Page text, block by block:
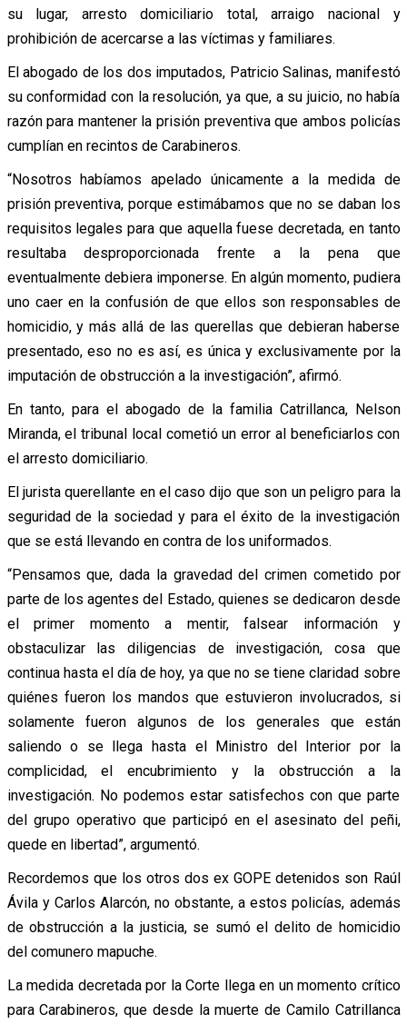
su lugar, arresto domiciliario total, arraigo nacional y
prohibición de acercarse a las víctimas y familiares.
El abogado de los dos imputados, Patricio Salinas, manifestó
su conformidad con la resolución, ya que, a su juicio, no había
razón para mantener la prisión preventiva que ambos policías
cumplían en recintos de Carabineros.
“Nosotros habíamos apelado únicamente a la medida de
prisión preventiva, porque estimábamos que no se daban los
requisitos legales para que aquella fuese decretada, en tanto
resultaba desproporcionada frente a la pena que
eventualmente debiera imponerse. En algún momento, pudiera
uno caer en la confusión de que ellos son responsables de
homicidio, y más allá de las querellas que debieran haberse
presentado, eso no es así, es única y exclusivamente por la
imputación de obstrucción a la investigación”, afirmó.
En tanto, para el abogado de la familia Catrillanca, Nelson
Miranda, el tribunal local cometió un error al beneficiarlos con
el arresto domiciliario.
El jurista querellante en el caso dijo que son un peligro para la
seguridad de la sociedad y para el éxito de la investigación
que se está llevando en contra de los uniformados.
“Pensamos que, dada la gravedad del crimen cometido por
parte de los agentes del Estado, quienes se dedicaron desde
el primer momento a mentir, falsear información y
obstaculizar las diligencias de investigación, cosa que
continua hasta el día de hoy, ya que no se tiene claridad sobre
quiénes fueron los mandos que estuvieron involucrados, si
solamente fueron algunos de los generales que están
saliendo o se llega hasta el Ministro del Interior por la
complicidad, el encubrimiento y la obstrucción a la
investigación. No podemos estar satisfechos con que parte
del grupo operativo que participó en el asesinato del peñi,
quede en libertad”, argumentó.
Recordemos que los otros dos ex GOPE detenidos son Raúl
Ávila y Carlos Alarcón, no obstante, a estos policías, además
de obstrucción a la justicia, se sumó el delito de homicidio
del comunero mapuche.
La medida decretada por la Corte llega en un momento crítico
para Carabineros, que desde la muerte de Camilo Catrillanca